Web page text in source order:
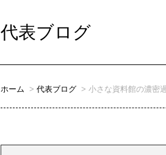
代表ブログ
ホーム 代表ブログ 小さな資料館の濃密